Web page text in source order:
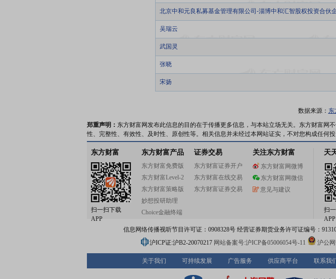
北京中和元良私募基金管理有限公司-淄博中和汇智股权投资合伙
吴瑞云
武国灵
张晓
宋扬
数据来源： 东
郑重声明： 东方财富网发布此信息的目的在于传播更多信息，与本站立场无关。东方财富网
性、完整性、有效性、及时性、原创性等。相关信息并未经过本网站证实，不对您构成任何投
东方财富
扫一扫下载
APP
东方财富产品
东方财富免费版
东方财富Level-2
东方财富策略版
妙想投研助理
Choice金融终端
证券交易
东方财富证券开户
东方财富在线交易
东方财富证券交易
关注东方财富
东方财富网微博
东方财富网微信
意见与建议
天
扫
APP
信息网络传播视听节目许可证：0908328号 经营证券期货业务许可证编号：
沪ICP证:沪B2-20070217 网站备案号:沪ICP备05006054号-11 沪公网
关于我们 可持续发展 广告服务 供应商平台 联系我